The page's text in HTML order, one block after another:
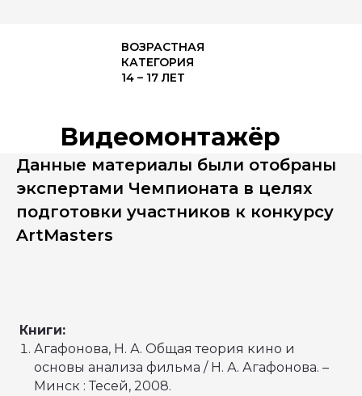
Видеомонтажёр
ВОЗРАСТНАЯ
КАТЕГОРИЯ
14 – 17 ЛЕТ
Данные материалы были отобраны
экспертами Чемпионата в целях
подготовки участников к конкурсу
ArtMasters
Книги:
Агафонова, Н. А. Общая теория кино и
основы анализа фильма / Н. А. Агафонова. –
Минск : Тесей, 2008.